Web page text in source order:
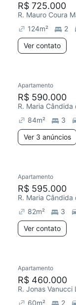
R$ 725.000
R. Mauro Coura
124m² 2
Ver contato
Apartamento
R$ 590.000
R. Maria
84m² 3
Ver 3 anúncios
Apartamento
R$ 595.000
R. Maria
82m² 3
Ver contato
Apartamento
R$ 460.000
R. Jonas Vanucci
60m² 2